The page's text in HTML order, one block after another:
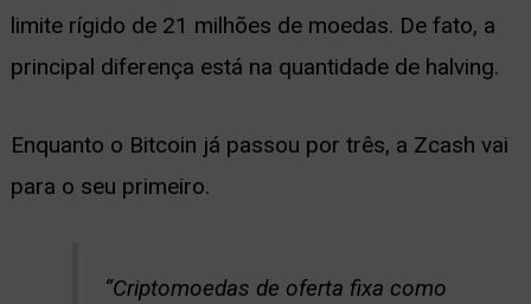
limite rígido de 21 milhões de moedas. De fato, a
principal diferença está na quantidade de halving.
Enquanto o Bitcoin já passou por três, a Zcash vai
para o seu primeiro.
“Criptomoedas de oferta fixa como